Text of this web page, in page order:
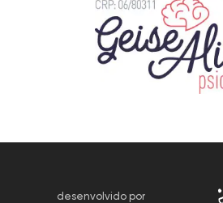
desenvolvido por